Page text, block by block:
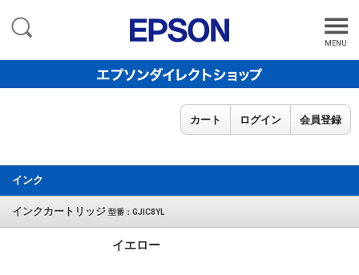
MENU
カート ログイン 会員登録
インク
インクカートリッジ 型番：GJIC8YL
イエロー